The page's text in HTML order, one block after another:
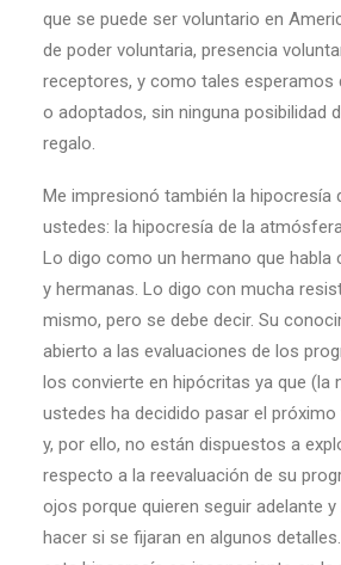
que se puede ser voluntario en
de poder voluntaria, presencia
receptores, y como tales esperamos
o adoptados, sin ninguna posibilidad
regalo.
Me impresionó también la hipocresía
ustedes: la hipocresía de la
Lo digo como un hermano que habla
y hermanas. Lo digo con mucha
mismo, pero se debe decir. Su
abierto a las evaluaciones de los
los convierte en hipócritas ya que (la
ustedes ha decidido pasar el
y, por ello, no están dispuestos a
respecto a la reevaluación de su
ojos porque quieren seguir adelante
hacer si se fijaran en algunos